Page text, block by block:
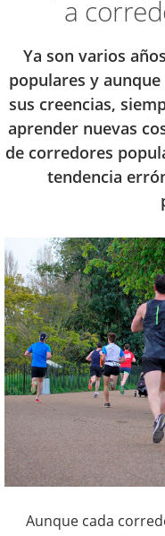
a
Ya son varios
populares y
sus creencias,
aprender nuevas
de corredores
tendencia
Aunque cada